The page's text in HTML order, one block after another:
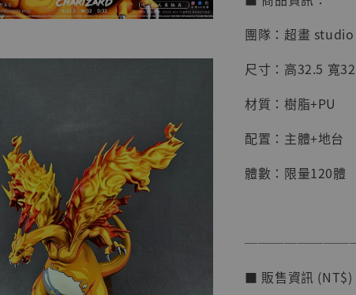
加入購
【店內現
團隊：超畫 studio
尺寸：高32.5 寬
材質：樹脂+PU
配置：主體+地台
體數：限量120體
■ 販售資訊 (NT$)